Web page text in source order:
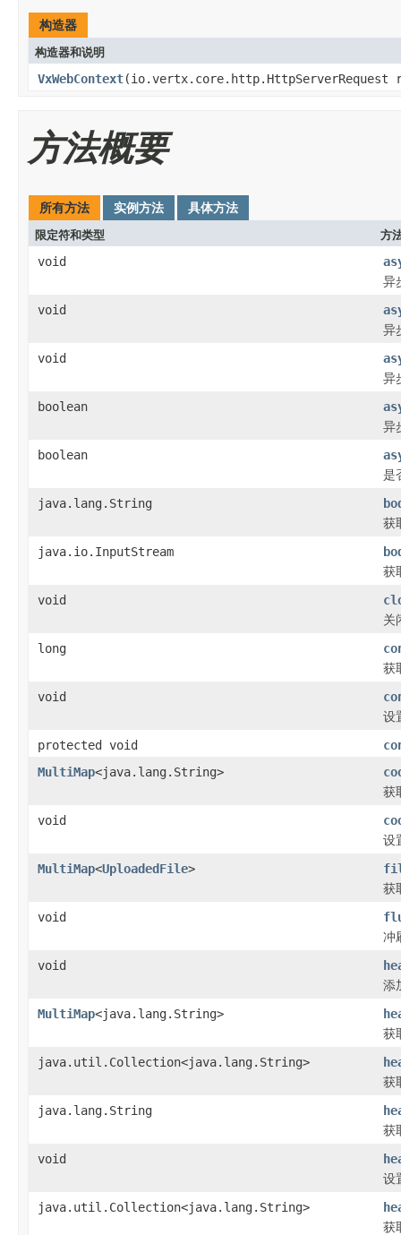
构造器
构造器和说明
VxWebContext
方法概要
所有方法 实例方法 具体方法
限定符和类型 方
void
异
void
异
void
异
boolean
异
boolean
是
java.lang.String
获
java.io.InputStream
获
void
关
long
获
void
设
protected void
MultiMap<java.lang.String>
获
void
设
MultiMap<UploadedFile>
获
void
冲
void
添
MultiMap<java.lang.String>
获
java.util.Collection<java.lang.String>
获
java.lang.String
获
void
设
java.util.Collection<java.lang.String>
获